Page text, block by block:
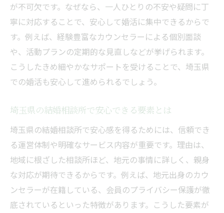
が不可欠です。なぜなら、一人ひとりの不安や疑問に丁
寧に対応することで、安心して婚活に集中できるからで
す。例えば、経験豊富なカウンセラーによる個別面談
や、活動プランの定期的な見直しなどが挙げられます。
こうしたきめ細やかなサポートを受けることで、埼玉県
での婚活も安心して進められるでしょう。
埼玉県の結婚相談所で安心できる要素とは
埼玉県の結婚相談所で安心感を得るためには、信頼でき
る運営体制や明確なサービス内容が重要です。理由は、
地域に根ざした相談所ほど、地元の事情に詳しく、親身
な対応が期待できるからです。例えば、地元出身のカウ
ンセラーが在籍している、会員のプライバシー保護が徹
底されているといった特徴があります。こうした要素が